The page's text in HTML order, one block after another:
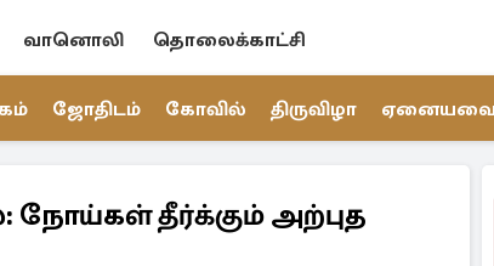
வானொலி தொலைக்காட்சி
ஜோதிடம் கோவில் திருவிழா ஏனையவை
தீர்க்கும் அற்புத